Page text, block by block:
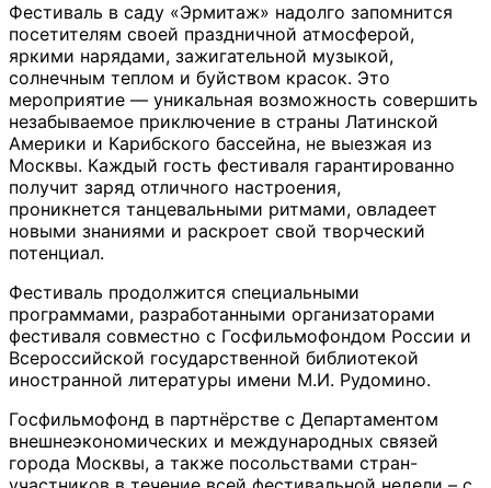
Фестиваль в саду «Эрмитаж» надолго запомнится
посетителям своей праздничной атмосферой,
яркими нарядами, зажигательной музыкой,
солнечным теплом и буйством красок. Это
мероприятие — уникальная возможность совершить
незабываемое приключение в страны Латинской
Америки и Карибского бассейна, не выезжая из
Москвы. Каждый гость фестиваля гарантированно
получит заряд отличного настроения,
проникнется танцевальными ритмами, овладеет
новыми знаниями и раскроет свой творческий
потенциал.
Фестиваль продолжится специальными
программами, разработанными организаторами
фестиваля совместно с Госфильмофондом России и
Всероссийской государственной библиотекой
иностранной литературы имени М.И. Рудомино.
Госфильмофонд в партнёрстве с Департаментом
внешнеэкономических и международных связей
города Москвы, а также посольствами стран-